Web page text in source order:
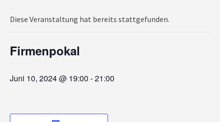
Diese Veranstaltung hat bereits stattgefunden.
Firmenpokal
Juni 10, 2024 @ 19:00 -21:00